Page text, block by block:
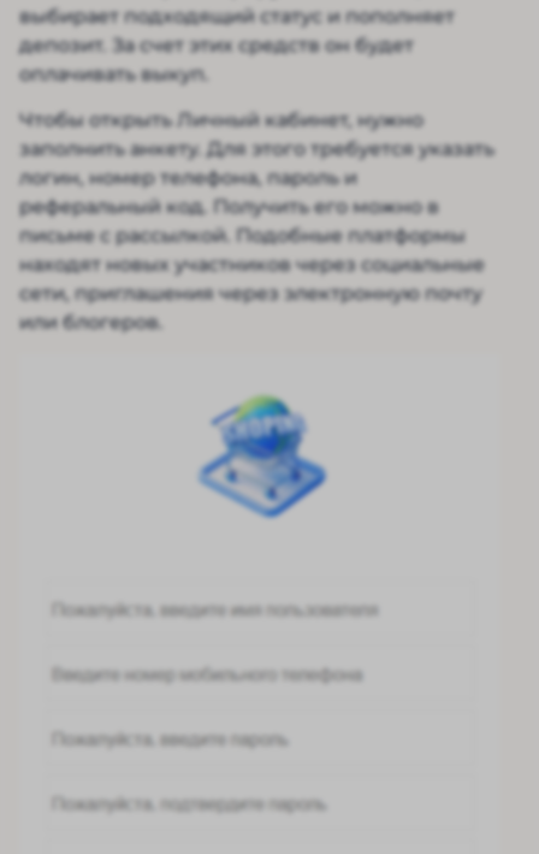
выбирает подходящий статус и пополняет
депозит. За счет этих средств он будет
оплачивать выкуп.
Чтобы открыть Личный кабинет, нужно
заполнить анкету. Для этого требуется указать
логин, номер телефона, пароль и
реферальный код. Получить его можно в
письме с рассылкой. Подобные платформы
находят новых участников через социальные
сети, приглашения через электронную почту
или блогеров.